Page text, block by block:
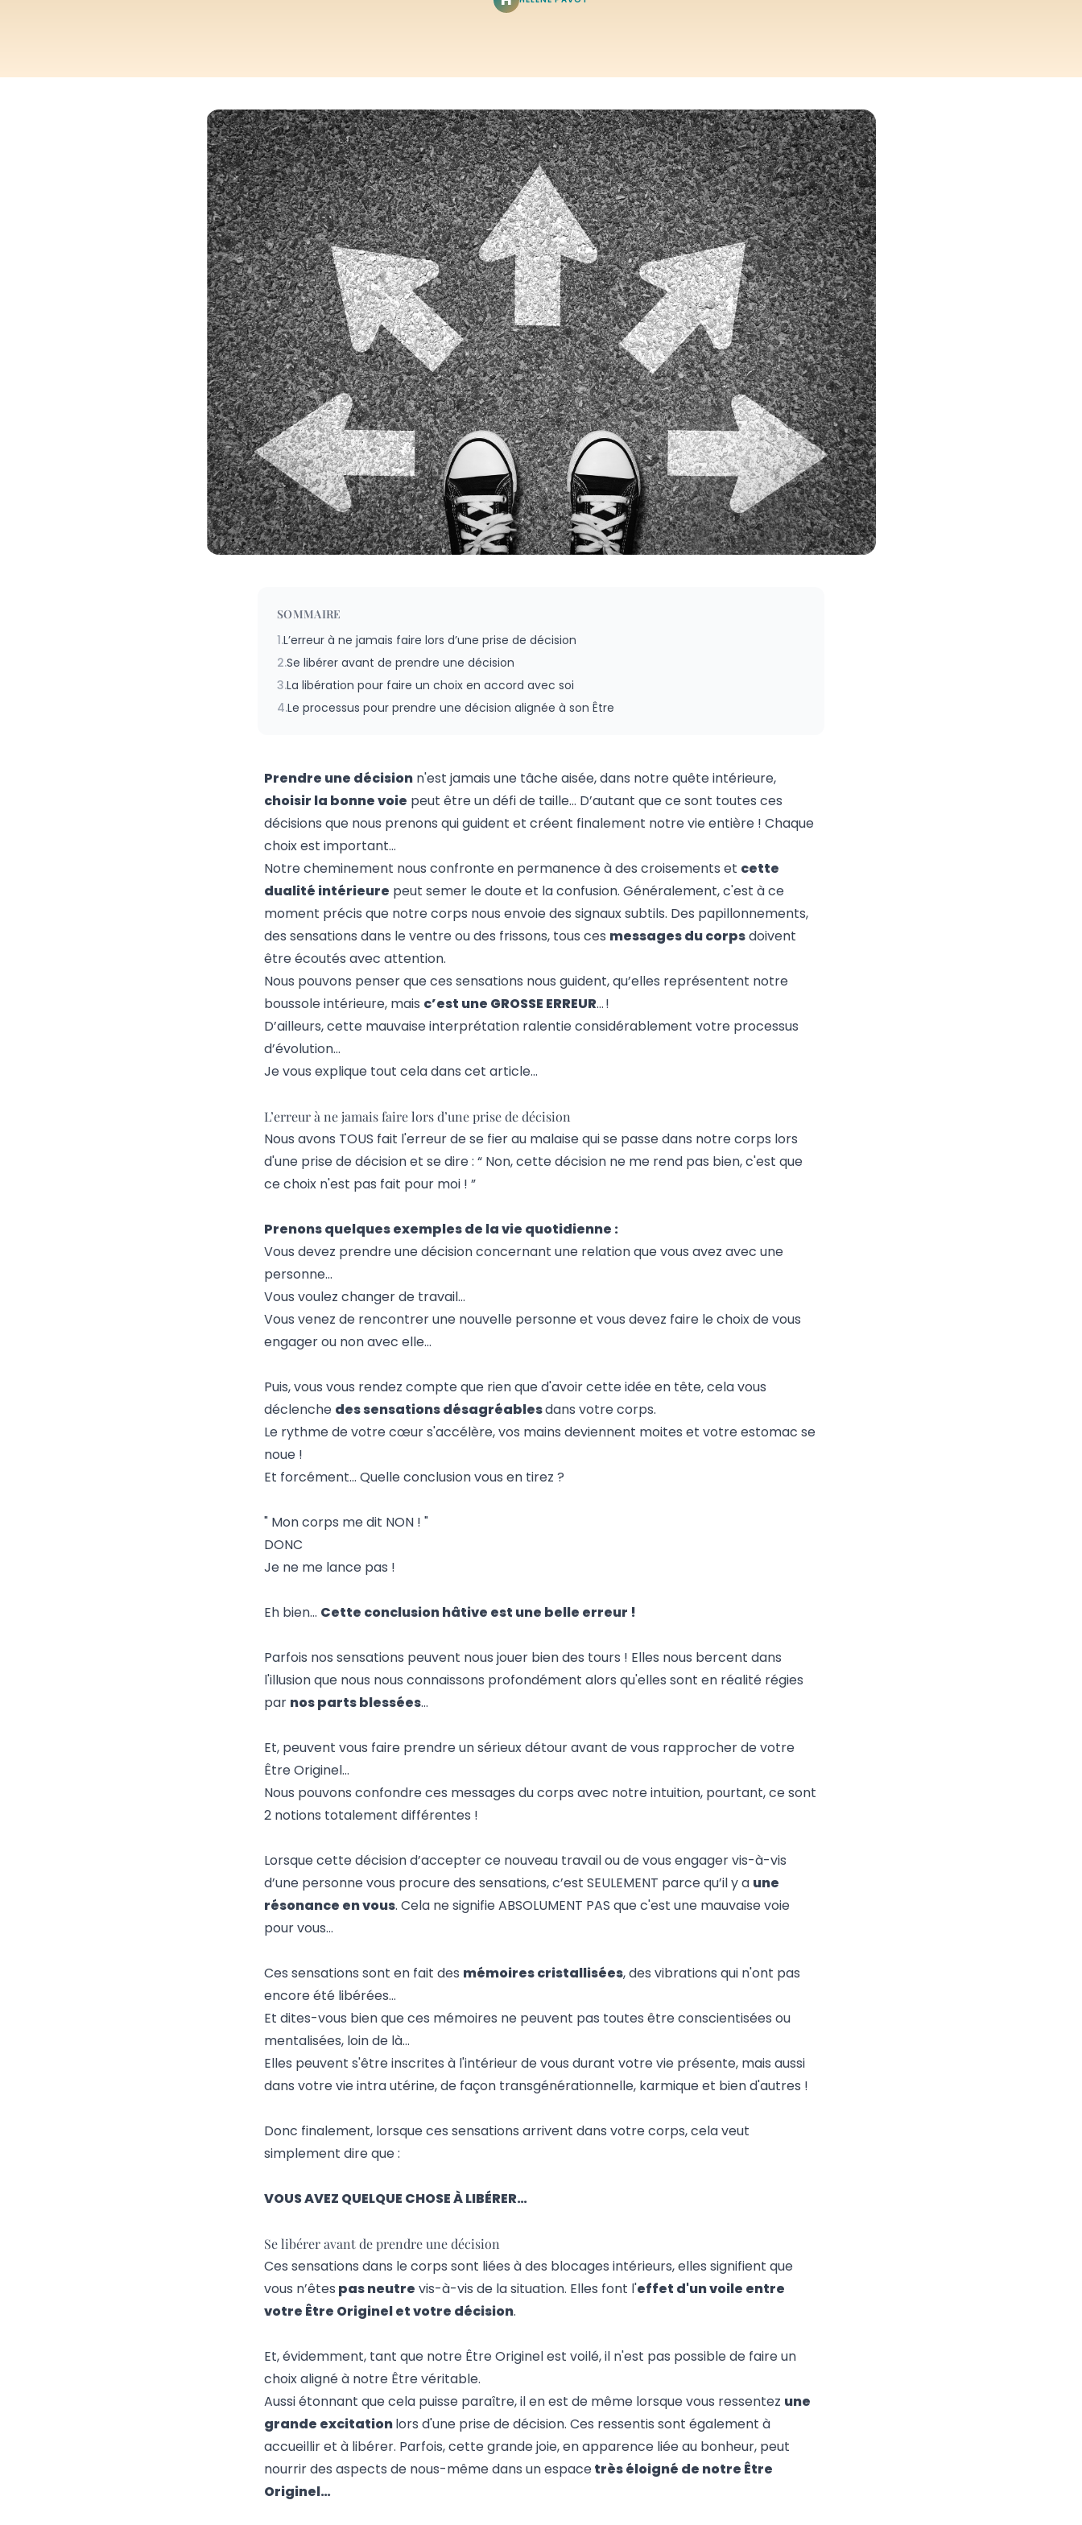
SOMMAIRE
1.L’erreur à ne jamais faire lors d’une prise de décision
2.Se libérer avant de prendre une décision
3.La libération pour faire un choix en accord avec soi
4.Le processus pour prendre une décision alignée à son Être
Prendre une décision n'est jamais une tâche aisée, dans notre quête intérieure,
choisir la bonne voie peut être un défi de taille… D’autant que ce sont toutes ces
décisions que nous prenons qui guident et créent finalement notre vie entière ! Chaque
choix est important…
Notre cheminement nous confronte en permanence à des croisements et cette
dualité intérieure peut semer le doute et la confusion. Généralement, c'est à ce
moment précis que notre corps nous envoie des signaux subtils. Des papillonnements,
des sensations dans le ventre ou des frissons, tous ces messages du corpsdoivent
être écoutés avec attention.
Nous pouvons penser que ces sensations nous guident, qu’elles représentent notre
boussole intérieure, mais c’est une GROSSE ERREUR… !
D’ailleurs, cette mauvaise interprétation ralentie considérablement votre processus
d’évolution…
Je vous explique tout cela dans cet article…
L’erreur à ne jamais faire lors d’une prise de décision
Nous avons TOUS fait l'erreur de se fier au malaise qui se passe dans notre corps lors
d'une prise de décision et se dire : “ Non, cette décision ne me rend pas bien, c'est que
ce choix n'est pas fait pour moi ! ”
Prenons quelques exemples de la vie quotidienne :
Vous devez prendre une décision concernant une relation que vous avez avec une
personne…
Vous voulez changer de travail…
Vous venez de rencontrer une nouvelle personne et vous devez faire le choix de vous
engager ou non avec elle…
Puis, vous vous rendez compte que rien que d'avoir cette idée en tête, cela vous
déclenche des sensations désagréablesdans votre corps.
Le rythme de votre cœur s'accélère, vos mains deviennent moites et votre estomac se
noue !
Et forcément… Quelle conclusion vous en tirez ?
" Mon corps me dit NON ! "
DONC
Je ne me lance pas !
Eh bien… Cette conclusion hâtive est une belle erreur !
Parfois nos sensations peuvent nous jouer bien des tours ! Elles nous bercent dans
l'illusion que nous nous connaissons profondément alors qu'elles sont en réalité régies
par nos parts blessées…
Et, peuvent vous faire prendre un sérieux détour avant de vous rapprocher de votre
Être Originel…
Nous pouvons confondre ces messages du corps avec notre intuition, pourtant, ce sont
2 notions totalement différentes !
Lorsque cette décision d’accepter ce nouveau travail ou de vous engager vis-à-vis
d’une personne vous procure des sensations, c’est SEULEMENT parce qu’il y a une
résonance en vous. Cela ne signifie ABSOLUMENT PAS que c'est une mauvaise voie
pour vous…
Ces sensations sont en fait des mémoires cristallisées, des vibrations qui n'ont pas
encore été libérées…
Et dites-vous bien que ces mémoires ne peuvent pas toutes être conscientisées ou
mentalisées, loin de là…
Elles peuvent s'être inscrites à l'intérieur de vous durant votre vie présente, mais aussi
dans votre vie intra utérine, de façon transgénérationnelle, karmique et bien d'autres !
Donc finalement, lorsque ces sensations arrivent dans votre corps, cela veut
simplement dire que :
VOUS AVEZ QUELQUE CHOSE À LIBÉRER…
Se libérer avant de prendre une décision
Ces sensations dans le corps sont liées à des blocages intérieurs, elles signifient que
vous n’êtes pas neutre vis-à-vis de la situation. Elles font l'effet d'un voile entre
votre Être Originel et votre décision.
Et, évidemment, tant que notre Être Originel est voilé, il n'est pas possible de faire un
choix aligné à notre Être véritable.
Aussi étonnant que cela puisse paraître, il en est de même lorsque vous ressentez une
grande excitationlors d'une prise de décision. Ces ressentis sont également à
accueillir et à libérer. Parfois, cette grande joie, en apparence liée au bonheur, peut
nourrir des aspects de nous-même dans un espacetrès éloigné de notre Être
Originel…